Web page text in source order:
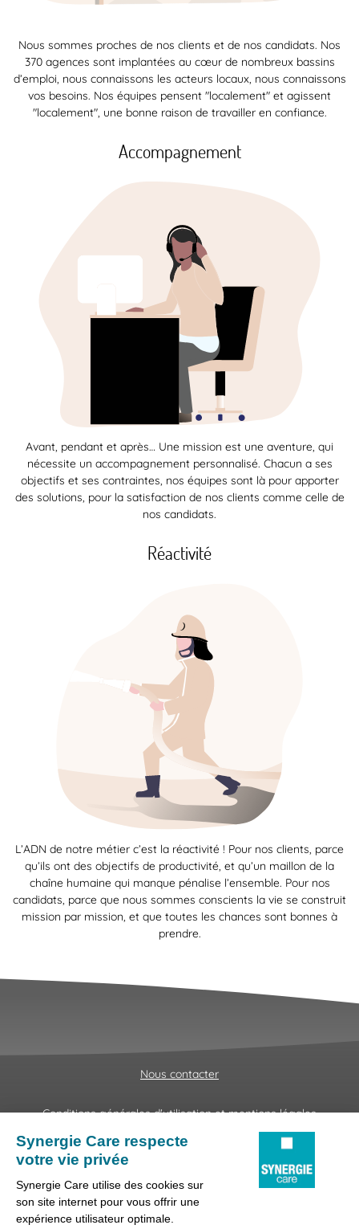
Nous sommes proches de nos clients et de nos candidats. Nos
370 agences sont implantées au cœur de nombreux bassins
d’emploi, nous connaissons les acteurs locaux, nous connaissons
vos besoins. Nos équipes pensent "localement" et agissent
"localement", une bonne raison de travailler en confiance.
Accompagnement
Avant, pendant et après… Une mission est une aventure, qui
nécessite un accompagnement personnalisé. Chacun a ses
objectifs et ses contraintes, nos équipes sont là pour apporter
des solutions, pour la satisfaction de nos clients comme celle de
nos candidats.
Réactivité
L’ADN de notre métier c’est la réactivité ! Pour nos clients, parce
qu’ils ont des objectifs de productivité, et qu’un maillon de la
chaîne humaine qui manque pénalise l’ensemble. Pour nos
candidats, parce que nous sommes conscients la vie se construit
mission par mission, et que toutes les chances sont bonnes à
prendre.
Nous contacter
Conditions générales d'utilisation et mentions légales
Fraudes & Hameçonnages
Lanceur d'alertes